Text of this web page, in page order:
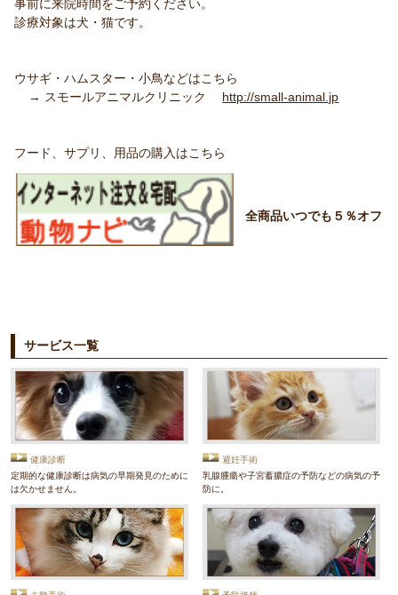
事前に来院時間をご予約ください。
診療対象は犬・猫です。
ウサギ・ハムスター・小鳥などはこちら
→ スモールアニマルクリニック http://small-animal.jp
フード、サプリ、用品の購入はこちら
全商品いつでも５％オフ
サービス一覧
健康診断
定期的な健康診断は病気の早期発見のために
は欠かせません。
避妊手術
乳腺腫瘍や子宮蓄膿症の予防などの病気の予
防に。